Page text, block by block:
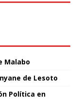
Malabo
de Lesoto
Política en